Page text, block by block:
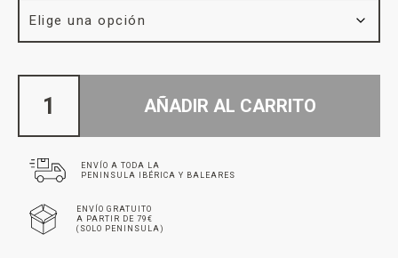
AÑADIR AL CARRITO
ENVÍO A TODA LA
PENINSULA IBÉRICA Y BALEARES
ENVÍO GRATUITO
A PARTIR DE 79€
(SOLO PENINSULA)